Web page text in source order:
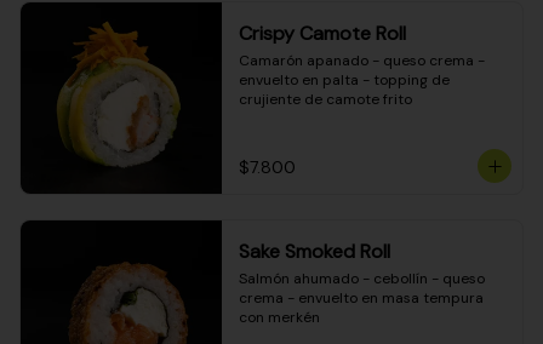
Crispy Camote Roll
Camarón apanado - queso crema -
envuelto en palta - topping de
crujiente de camote frito
$7.800
Sake Smoked Roll
Salmón ahumado - cebollín - queso
crema - envuelto en masa tempura
con merkén